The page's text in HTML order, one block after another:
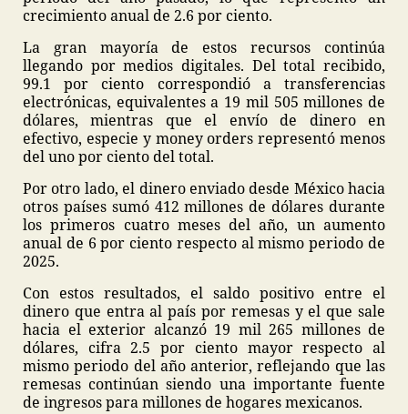
crecimiento anual de 2.6 por ciento.
La gran mayoría de estos recursos continúa
llegando por medios digitales. Del total recibido,
99.1 por ciento correspondió a transferencias
electrónicas, equivalentes a 19 mil 505 millones de
dólares, mientras que el envío de dinero en
efectivo, especie y money orders representó menos
del uno por ciento del total.
Por otro lado, el dinero enviado desde México hacia
otros países sumó 412 millones de dólares durante
los primeros cuatro meses del año, un aumento
anual de 6 por ciento respecto al mismo periodo de
2025.
Con estos resultados, el saldo positivo entre el
dinero que entra al país por remesas y el que sale
hacia el exterior alcanzó 19 mil 265 millones de
dólares, cifra 2.5 por ciento mayor respecto al
mismo periodo del año anterior, reflejando que las
remesas continúan siendo una importante fuente
de ingresos para millones de hogares mexicanos.